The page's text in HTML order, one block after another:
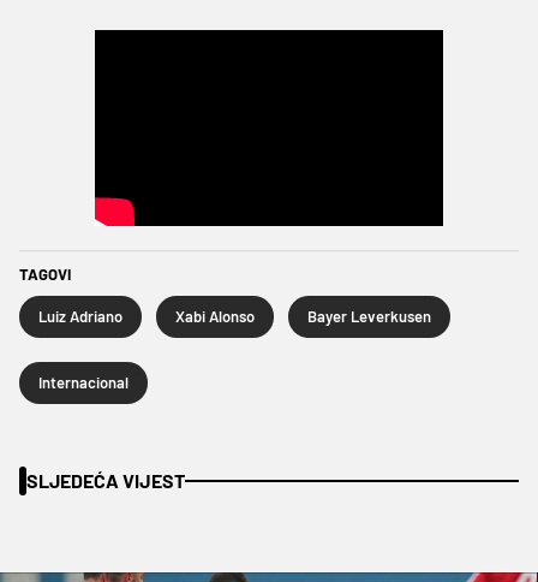
TAGOVI
Luiz Adriano Xabi Alonso Bayer Leverkusen
Internacional
SLJEDEĆA VIJEST